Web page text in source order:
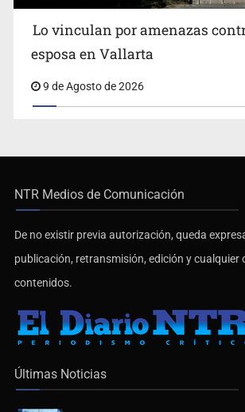
Lo vinculan por amenazas
esposa en Vallarta
9 de Agosto de 2026
NTR Medios de Comunicación
De no existir previa autorización, queda
publicación, retransmisión, edición y cualquier
contenidos.
Últimas Noticias